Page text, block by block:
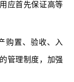
应首先保证高等
购置、验收、入
管理制度，加强